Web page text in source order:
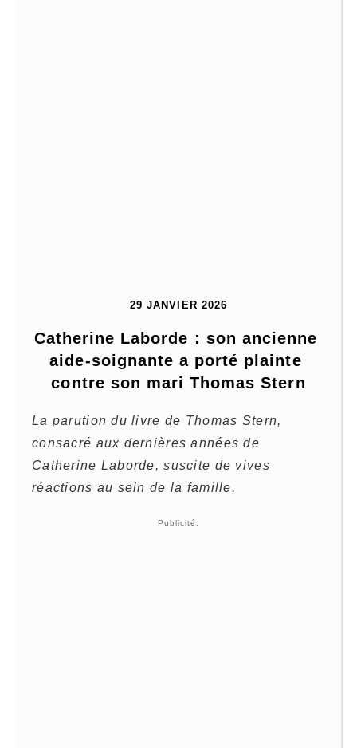
29 JANVIER 2026
Catherine Laborde : son ancienne
aide-soignante a porté plainte
contre son mari Thomas Stern
La parution du livre de Thomas Stern,
consacré aux dernières années de
Catherine Laborde, suscite de vives
réactions au sein de la famille.
Publicité: